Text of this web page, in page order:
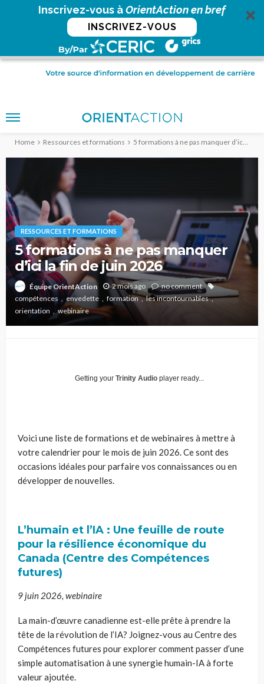
Inscrivez-vous àOrientAction en bref
INSCRIVEZ-VOUS
Home Ressources et formations 5 formations à ne pas manquer d’ici la fin de juin 2026
RESSOURCES ET FORMATIONS
5 formations à ne pas manquer
d’ici la fin de juin 2026
Équipe OrientAction 2 mois ago
no comment
compétences
envedette formation
les incontournables
orientation
webinaire
Getting your Trinity Audio player ready...
Voici une liste de formations et de webinaires à mettre à
votre calendrier pour le mois de juin 2026. Ce sont des
occasions idéales pour parfaire vos connaissances ou en
développer de nouvelles.
L’humain et l’IA : Une feuille de route
pour la résilience économique du
Canada (Centre des Compétences
futures)
9 juin 2026, webinaire
La main-d’œuvre canadienne est-elle prête à prendre la
tête de la révolution de l’IA? Joignez-vous au Centre des
Compétences futures pour explorer comment passer d’une
simple automatisation à une synergie humain-IA à forte
valeur ajoutée.